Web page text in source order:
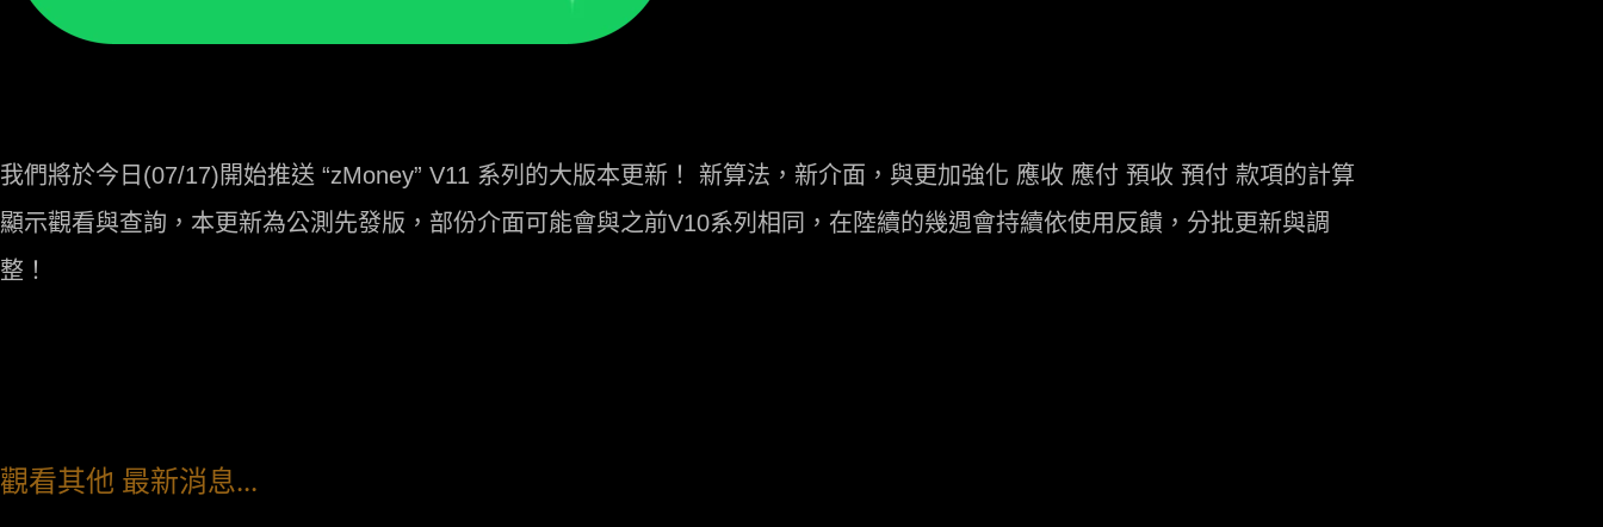
我們將於今日(07/17)開始推送 “zMoney” V11 系列的大版本更新！ 新算法，新介面，與更加強化 應收 應付 預收 預付 款項的計算
顯示觀看與查詢，本更新為公測先發版，部份介面可能會與之前V10系列相同，在陸續的幾週會持續依使用反饋，分批更新與調
整！
觀看其他 最新消息...